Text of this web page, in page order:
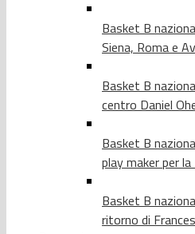
Basket B
Siena, Roma e
Basket B
centro Daniel
Basket B
play maker per
Basket B
ritorno di